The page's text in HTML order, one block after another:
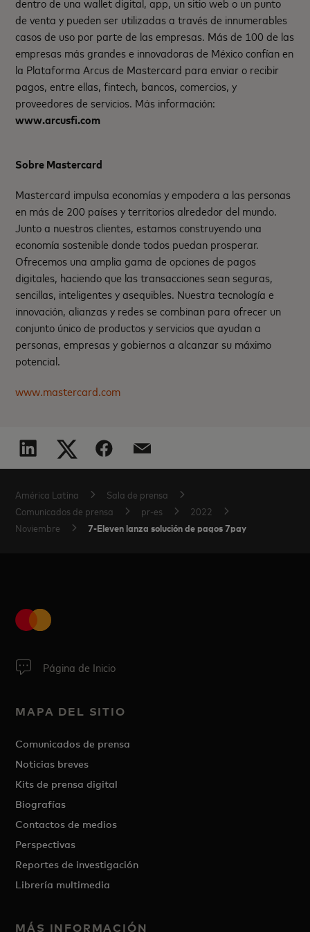
de venta y pueden ser utilizadas a través de innumerables
casos de uso por parte de las empresas. Más de 100 de las
empresas más grandes e innovadoras de México confían en
la Plataforma Arcus de Mastercard para enviar o recibir
pagos, entre ellas, fintech, bancos, comercios, y
proveedores de servicios. Más información:
www.arcusfi.com
Sobre Mastercard
Mastercard impulsa economías y empodera a las personas
en más de 200 países y territorios alrededor del mundo.
Junto a nuestros clientes, estamos construyendo una
economía sostenible donde todos puedan prosperar.
Ofrecemos una amplia gama de opciones de pagos
digitales, haciendo que las transacciones sean seguras,
sencillas, inteligentes y asequibles. Nuestra tecnología e
innovación, alianzas y redes se combinan para ofrecer un
conjunto único de productos y servicios que ayudan a
personas, empresas y gobiernos a alcanzar su máximo
potencial.
www.mastercard.com
América Latina
Sala de prensa
Comunicados de prensa
pr-es
2022
Noviembre
7-Eleven lanza solución de pagos 7pay
Página de Inicio
MAPA DEL SITIO
Comunicados de prensa
Noticias breves
Kits de prensa digital
Biografías
Contactos de medios
Perspectivas
Reportes de investigación
Librería multimedia
MÁS INFORMACIÓN